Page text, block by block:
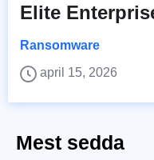
Elite
Ransomware
april 15, 2026
Mest sedda